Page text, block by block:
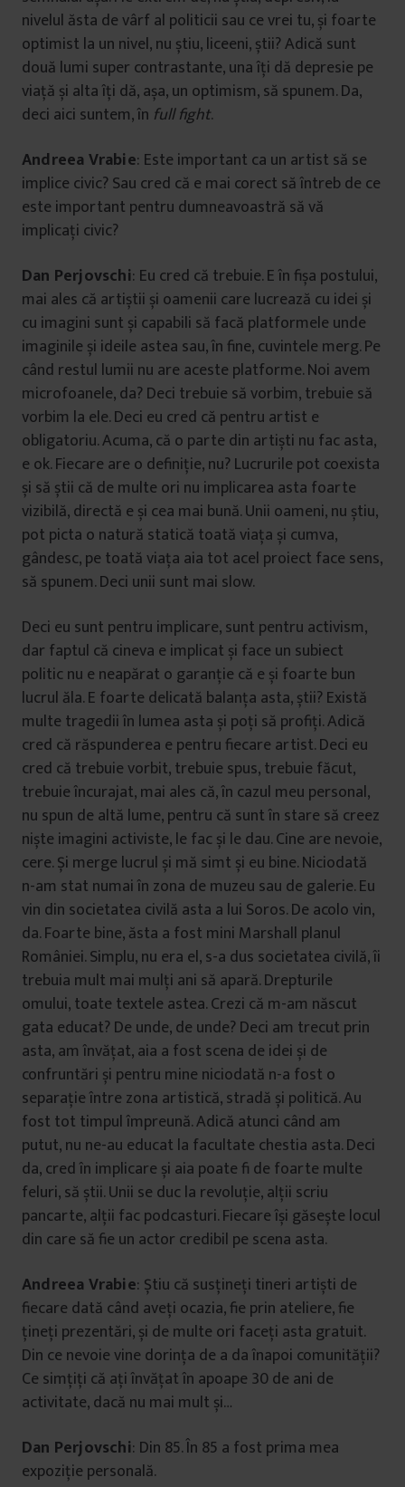
nivelul ăsta de vârf al politicii sau ce vrei tu, și foarte
optimist la un nivel, nu știu, liceeni, știi? Adică sunt
două lumi super contrastante, una îți dă depresie pe
viață și alta îți dă, așa, un optimism, să spunem. Da,
deci aici suntem, în full fight.
Andreea Vrabie: Este important ca un artist să se
implice civic? Sau cred că e mai corect să întreb de ce
este important pentru dumneavoastră să vă
implicați civic?
Dan Perjovschi: Eu cred că trebuie. E în fișa postului,
mai ales că artiștii și oamenii care lucrează cu idei și
cu imagini sunt și capabili să facă platformele unde
imaginile și ideile astea sau, în fine, cuvintele merg. Pe
când restul lumii nu are aceste platforme. Noi avem
microfoanele, da? Deci trebuie să vorbim, trebuie să
vorbim la ele. Deci eu cred că pentru artist e
obligatoriu. Acuma, că o parte din artiști nu fac asta,
e ok. Fiecare are o definiție, nu? Lucrurile pot coexista
și să știi că de multe ori nu implicarea asta foarte
vizibilă, directă e și cea mai bună. Unii oameni, nu știu,
pot picta o natură statică toată viața și cumva,
gândesc, pe toată viața aia tot acel proiect face sens,
să spunem. Deci unii sunt mai slow.
Deci eu sunt pentru implicare, sunt pentru activism,
dar faptul că cineva e implicat și face un subiect
politic nu e neapărat o garanție că e și foarte bun
lucrul ăla. E foarte delicată balanța asta, știi? Există
multe tragedii în lumea asta și poți să profiți. Adică
cred că răspunderea e pentru fiecare artist. Deci eu
cred că trebuie vorbit, trebuie spus, trebuie făcut,
trebuie încurajat, mai ales că, în cazul meu personal,
nu spun de altă lume, pentru că sunt în stare să creez
niște imagini activiste, le fac și le dau. Cine are nevoie,
cere. Și merge lucrul și mă simt și eu bine. Niciodată
n-am stat numai în zona de muzeu sau de galerie. Eu
vin din societatea civilă asta a lui Soros. De acolo vin,
da. Foarte bine, ăsta a fost mini Marshall planul
României. Simplu, nu era el, s-a dus societatea civilă, îi
trebuia mult mai mulți ani să apară. Drepturile
omului, toate textele astea. Crezi că m-am născut
gata educat? De unde, de unde? Deci am trecut prin
asta, am învățat, aia a fost scena de idei și de
confruntări și pentru mine niciodată n-a fost o
separație între zona artistică, stradă și politică. Au
fost tot timpul împreună. Adică atunci când am
putut, nu ne-au educat la facultate chestia asta. Deci
da, cred în implicare și aia poate fi de foarte multe
feluri, să știi. Unii se duc la revoluție, alții scriu
pancarte, alții fac podcasturi. Fiecare își găsește locul
din care să fie un actor credibil pe scena asta.
Andreea Vrabie: Știu că susțineți tineri artiști de
fiecare dată când aveți ocazia, fie prin ateliere, fie
țineți prezentări, și de multe ori faceți asta gratuit.
Din ce nevoie vine dorința de a da înapoi comunității?
Ce simțiți că ați învățat în apoape 30 de ani de
activitate, dacă nu mai mult și…
Dan Perjovschi: Din 85. În 85 a fost prima mea
expoziție personală.